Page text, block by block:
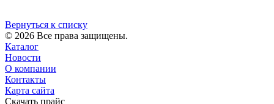
Вернуться к списку
© 2026 Все права защищены.
Каталог
Новости
О компании
Контакты
Карта сайта
Скачать прайс